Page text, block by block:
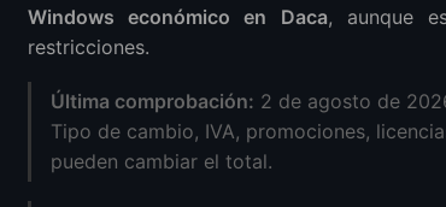
Windows económico en Daca, aunque
restricciones.
Última comprobación: 2 de agosto de
Tipo de cambio, IVA, promociones,
pueden cambiar el total.